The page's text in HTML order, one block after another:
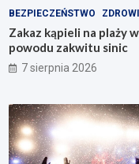
BEZPIECZEŃSTWO
Zakaz kąpieli na plaży
powodu zakwitu sinic
7 sierpnia 2026